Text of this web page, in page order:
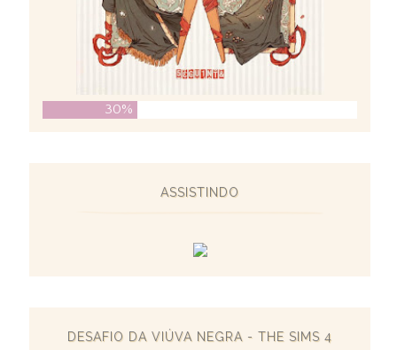
30%
ASSISTINDO
DESAFIO DA VIÚVA NEGRA - THE SIMS 4